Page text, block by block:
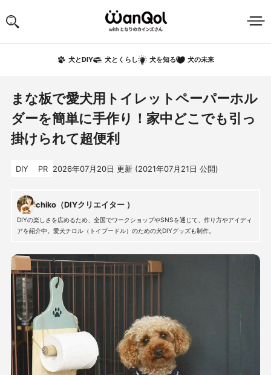
犬とDIY 犬とくらし 犬を知る 犬の未来
まな板で愛犬用トイレットペーパーホル
ダーを簡単に手作り！家中どこでも引っ
掛けられて超便利
DIY PR 2026年07月20日 更新 (2021年07月21日 公開)
chiko（DIYクリエイター ）
DIYの楽しさを広めるため、全国でワークショップやSNSを通じて、作り方やアイディ
アを紹介中。愛犬チロル（トイプードル）のための犬DIYグッズも制作。